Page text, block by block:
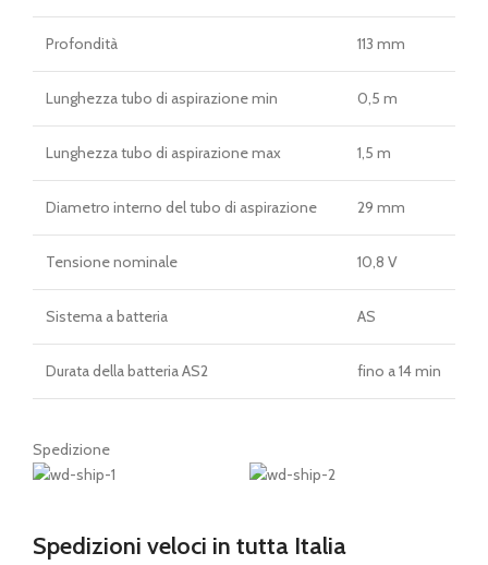
Profondità 113 mm
Lunghezza tubo di aspirazione min 0,5 m
Lunghezza tubo di aspirazione max 1,5 m
Diametro interno del tubo di aspirazione 29 mm
Tensione nominale 10,8 V
Sistema a batteria AS
Durata della batteria AS2 fino a 14 min
Spedizione
Spedizioni veloci in tutta Italia